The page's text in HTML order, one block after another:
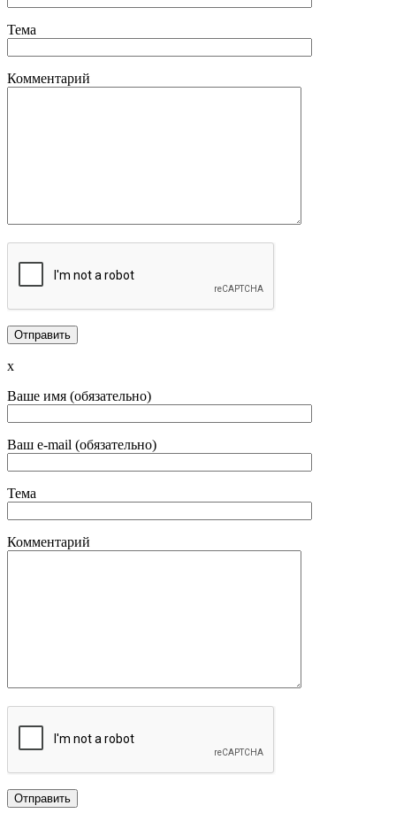
Тема
Комментарий
x
Ваше имя (обязательно)
Ваш e-mail (обязательно)
Тема
Комментарий